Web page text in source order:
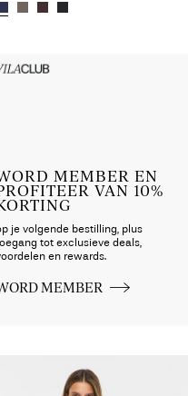
MEMBER EN
VAN 10%
je volgende bestilling, plus
tot exclusieve deals,
en rewards.
MEMBER